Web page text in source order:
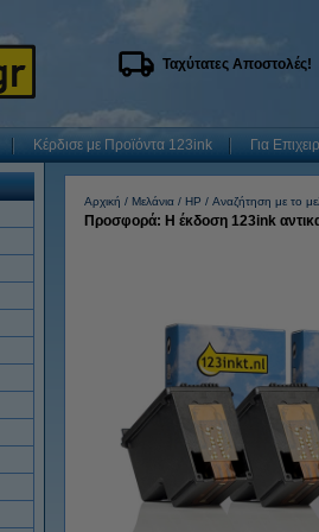
Ταχύτατες Αποστολές!
Κέρδισε με Προϊόντα 123ink Για
Αρχική Μελάνια HP Αναζήτηση με το
Προσφορά: Η έκδοση 123ink